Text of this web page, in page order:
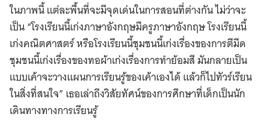
ในภาพนี้ แต่ละพื้นที่จะมีจุดเด่นในการสอนที่ต่างกัน ไม่ว่าจะ
เป็น “โรงเรียนนี้เก่งภาษาอังกฤษมีครูภาษาอังกฤษ โรงเรียนนี้
เก่งคณิตศาสตร์ หรือโรงเรียนนี้ชุมชนนี้เก่งเรื่องของการตีมีด
ชุมชนนี้เก่งเรื่องของทอผ้าเก่งเรื่องการทำย้อมสี มันกลายเป็น
แบบเค้าจะวางแผนการเรียนรู้ของเค้าเองได้ แล้วก็ไปทัวร์เรียน
ในสิ่งที่สนใจ” เธอเล่าถึงวิสัยทัศน์ของการศึกษาที่เด็กเป็นนัก
เดินทางทางการเรียนรู้